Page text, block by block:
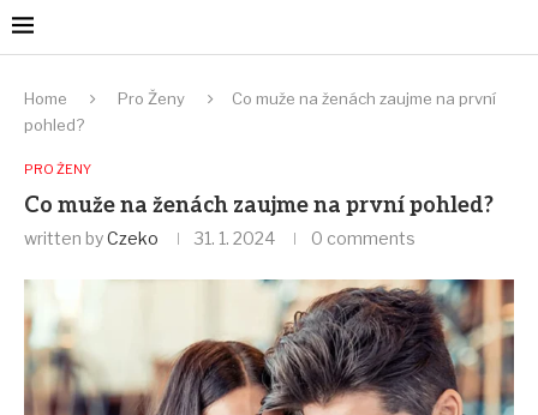
Home Pro Ženy
Co muže na ženách zaujme na první
pohled?
PRO ŽENY
Co muže na ženách zaujme na první pohled?
written byCzeko 31. 1. 2024 0 comments